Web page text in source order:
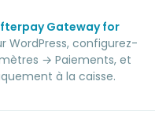
Gateway for
WordPress, configurez-
→ Paiements, et
à la caisse.